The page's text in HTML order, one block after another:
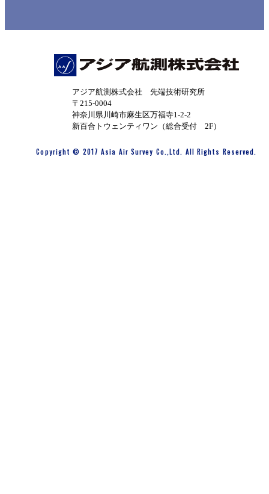
アジア航測株式会社 先端技術研究所
〒215-0004
神奈川県川崎市麻生区万福寺1-2-2
新百合トウェンティワン（総合受付 2F）
Copyright © 2017 Asia Air Survey Co.,Ltd. All Rights Reserved.